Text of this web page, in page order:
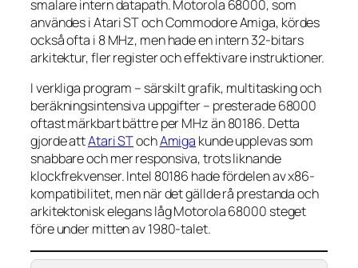
smalare intern datapath. Motorola 68000, som
användes i Atari ST och Commodore Amiga, kördes
också ofta i 8 MHz, men hade en intern 32-bitars
arkitektur, fler register och effektivare instruktioner.
I verkliga program – särskilt grafik, multitasking och
beräkningsintensiva uppgifter – presterade 68000
oftast märkbart bättre per MHz än 80186. Detta
gjorde attAtari STochAmiga kunde upplevas som
snabbare och mer responsiva, trots liknande
klockfrekvenser. Intel 80186 hade fördelen av x86-
kompatibilitet, men när det gällde rå prestanda och
arkitektonisk elegans låg Motorola 68000 steget
före under mitten av 1980-talet.